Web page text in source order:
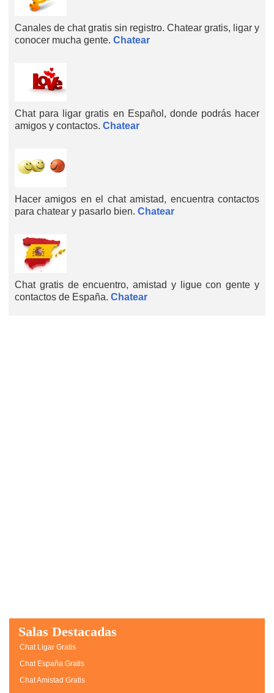
Canales de chat gratis sin registro. Chatear gratis, ligar y
conocer mucha gente. Chatear
Chat para ligar gratis en Español, donde podrás hacer
amigos y contactos. Chatear
Hacer amigos en el chat amistad, encuentra contactos
para chatear y pasarlo bien. Chatear
Chat gratis de encuentro, amistad y ligue con gente y
contactos de España. Chatear
Salas Destacadas
Chat Ligar Gratis
Chat España Gratis
Chat Amistad Gratis